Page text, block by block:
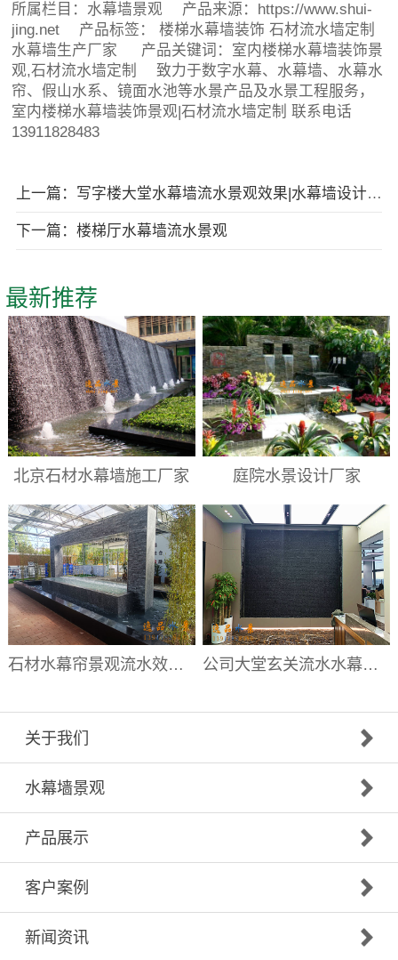
所属栏目： 水幕墙景观 产品来源：https://www.shui-
jing.net 产品标签：楼梯水幕墙装饰 石材流水墙定制
水幕墙生产厂家 产品关键词：室内楼梯水幕墙装饰景
观,石材流水墙定制 致力于数字水幕、水幕墙、水幕水
帘、假山水系、镜面水池等水景产品及水景工程服务，
室内楼梯水幕墙装饰景观|石材流水墙定制 联系电话
13911828483
上一篇：写字楼大堂水幕墙流水景观效果|水幕墙设计与施工|专业水幕墙公司
下一篇：楼梯厅水幕墙流水景观
最新推荐
北京石材水幕墙施工厂家 庭院水景设计厂家
石材水幕帘景观流水效果|水幕帘厂家 公司大堂玄关流水水幕墙|大堂流水背景墙厂家
关于我们
水幕墙景观
产品展示
客户案例
新闻资讯